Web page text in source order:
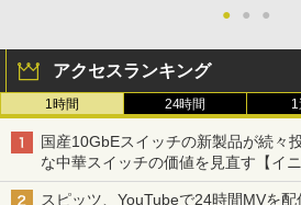
● ● ●
アクセスランキング
1時間 24時間
国産10GbEスイッチの新製品が続々
な中華スイッチの価値を見直す【イニ
スピッツ、YouTubeで24時間MVを